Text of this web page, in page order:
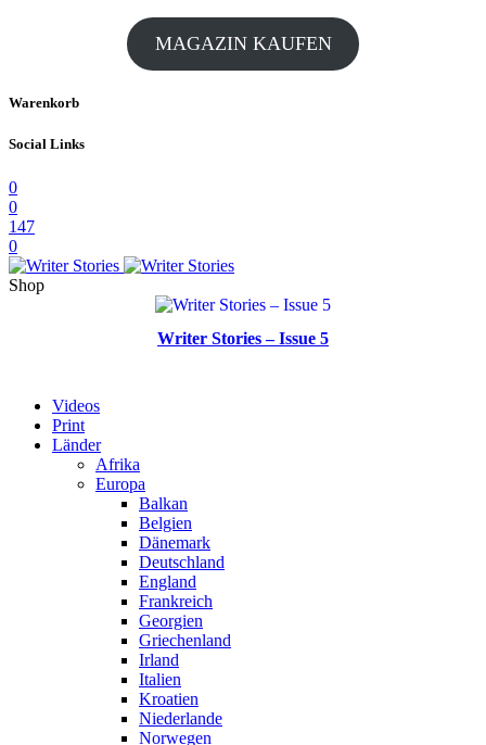
MAGAZIN KAUFEN
Warenkorb
Social Links
0
0
147
0
Shop
Writer Stories – Issue 5
Videos
Print
Länder
Afrika
Europa
Balkan
Belgien
Dänemark
Deutschland
England
Frankreich
Georgien
Griechenland
Irland
Italien
Kroatien
Niederlande
Norwegen